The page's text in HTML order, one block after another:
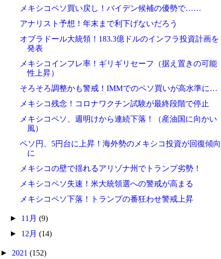
メキシコペソ買い戻し！バイデン候補の優勢で……
アナリスト予想！年末まで利下げないだろう
オブラドール大統領！183.3億ドルのインフラ投資計画を
発表
メキシコインフレ率！ギリギリセーフ（据え置きの可能
性上昇）
そろそろ調整かも警戒！IMMでのペソ買いが高水準に…
メキシコ残念！コロナワクチン試験が最終段階で停止
メキシコペソ、週明けから連続下落！（産油国に向かい
風）
ペソ円、5円台に上昇！海外勢のメキシコ投資が回復傾向
に
メキシコの壁で揺れるアリゾナ州でトランプ劣勢！
メキシコペソ失速！米大統領選への警戒が高まる
メキシコペソ下落！トランプの番狂わせ警戒上昇
► 11月(9)
► 12月(14)
► 2021 (152)